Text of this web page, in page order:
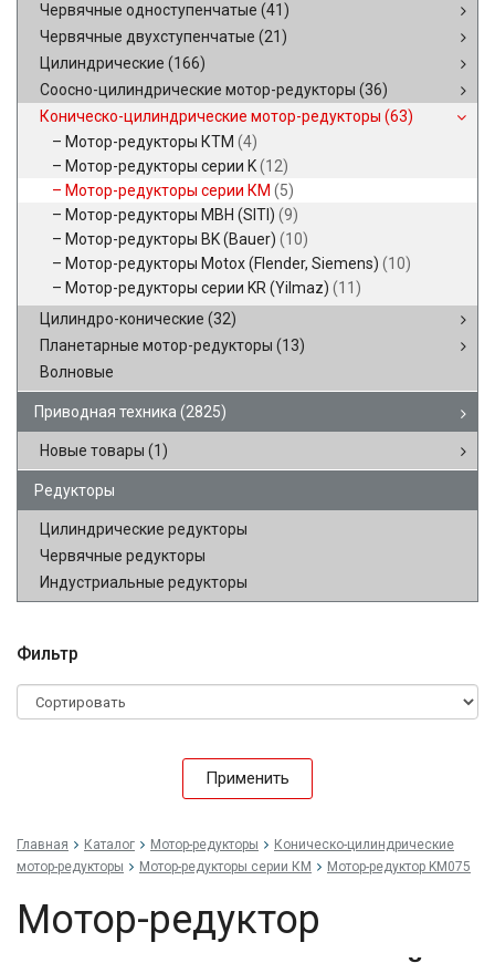
Червячные одноступенчатые (41)
Червячные двухступенчатые (21)
Цилиндрические (166)
Соосно-цилиндрические мотор-редукторы (36)
Коническо-цилиндрические мотор-редукторы (63)
Мотор-редукторы КТМ (4)
Мотор-редукторы серии K(12)
Мотор-редукторы серии КМ (5)
Мотор-редукторы MBH (SITI) (9)
Мотор-редукторы BK (Bauer) (10)
Мотор-редукторы Motox (Flender, Siemens) (10)
Мотор-редукторы серии KR (Yilmaz) (11)
Цилиндро-конические (32)
Планетарные мотор-редукторы (13)
Волновые
Приводная техника (2825)
Новые товары (1)
Редукторы
Цилиндрические редукторы
Червячные редукторы
Индустриальные редукторы
Фильтр
Применить
Главная Каталог Мотор-редукторы
Коническо-цилиндрические
мотор-редукторы
Мотор-редукторы серии КМ Мотор-редуктор KM075
Мотор-редуктор